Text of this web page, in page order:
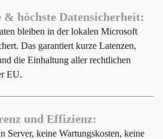
höchste Datensicherheit:
bleiben in der lokalen Microsoft
Das garantiert kurze Latenzen,
die Einhaltung aller rechtlichen
EU.
und Effizienz:
Server, keine Wartungskosten, keine